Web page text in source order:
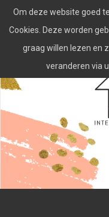
naar
inhoud
Om deze website goed
Cookies. Deze worden
graag willen lezen en
veranderen via